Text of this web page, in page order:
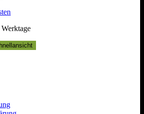
Werktage